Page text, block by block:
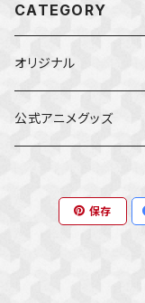
CATEGORY
オリジナル
公式アニメグッズ
ダンジョンの中のひと
保存